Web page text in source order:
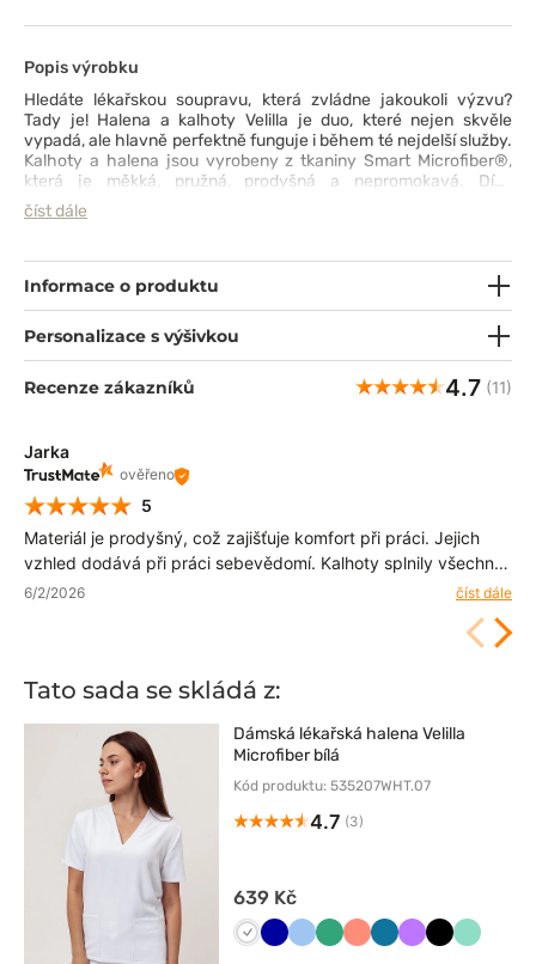
Popis výrobku
Hledáte lékařskou soupravu, která zvládne jakoukoli výzvu?
Tady je! Halena a kalhoty Velilla je duo, které nejen skvěle
vypadá, ale hlavně perfektně funguje i během té nejdelší služby.
Kalhoty a halena jsou vyrobeny z tkaniny Smart Microfiber®,
která je měkká, pružná, prodyšná a nepromokavá. Díky
technologii SilverPlus® je oděv chráněn před bakteriemi
a zápachem. Kalhoty rovného střihu vám zajistí maximální
zvýrazní vaši siluetu. Souprava má řadu kapes pro uložení
všeho, co byste mohli při práci potřebovat.
číst dále
Informace o produktu
Personalizace s výšivkou
Recenze zákazníků 4.7 (11)
Jarka
ověřeno
5
Materiál je prodyšný, což zajišťuje komfort při práci. Jejich
vzhled dodává při práci sebevědomí. Kalhoty splnily všechna
má očekávání. Tento e-Shop doporučuji i pro rychlé a
6/2/2026 číst dále
Tato sada se skládá z:
Dámská lékařská halena Velilla
Microfiber bílá
Kód produktu: 535207WHT.07
4.7 (3)
639 Kč
BiałyGranatowy
Niebieski
JasnyKoralowy
KaraibskiFioletowy
CzarnyMiętowy